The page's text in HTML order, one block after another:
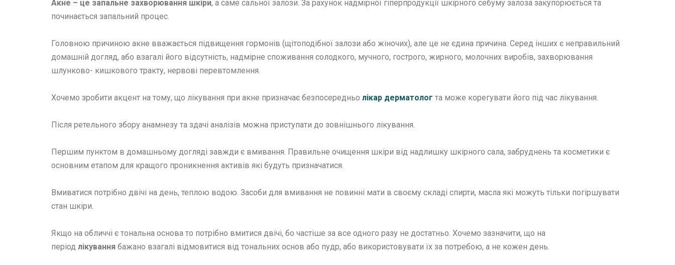
Акне – це запальне захворювання шкіри, а саме сальної залози. За рахунок надмірної гіперпродукції шкірного себуму залоза закупорюється та
починається запальний процес.
Головною причиною акне вважається підвищення гормонів (щітоподібної залози або жіночих), але це не єдина причина. Серед інших є неправильний
домашній догляд, або взагалі його відсутність, надмірне споживання солодкого, мучного, гострого, жирного, молочних виробів, захворювання
шлунково- кишкового тракту, нервові перевтомлення.
Хочемо зробити акцент на тому, що лікування при акне призначає безпосередньо лікар дерматолог та може корегувати його під час лікування.
Після ретельного збору анамнезу та здачі аналізів можна приступати до зовнішнього лікування.
Першим пунктом в домашньому догляді завжди є вмивання. Правильне очищення шкіри від надлишку шкірного сала, забруднень та косметики є
основним етапом для кращого проникнення активів які будуть призначатися.
Вмиватися потрібно двічі на день, теплою водою. Засоби для вмивання не повинні мати в своєму складі спирти, масла які можуть тільки погіршувати
стан шкіри.
Якщо на обличчі є тональна основа то потрібно вмитися двічі, бо частіше за все одного разу не достатньо. Хочемо зазначити, що на
період лікування бажано взагалі відмовитися від тональних основ або пудр, або використовувати їх за потребою, а не кожен день.